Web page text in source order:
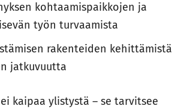
kohtaamispaikkojen ja
työn turvaamista
rakenteiden kehittämistä
jatkuvuutta
kaipaa ylistystä – se tarvitsee